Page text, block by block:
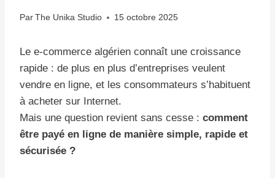
Par The Unika Studio 15 octobre 2025
Le e-commerce algérien connaît une croissance
rapide : de plus en plus d’entreprises veulent
vendre en ligne, et les consommateurs s’habituent
à acheter sur Internet.
Mais une question revient sans cesse : comment
être payé en ligne de manière simple, rapide et
sécurisée ?